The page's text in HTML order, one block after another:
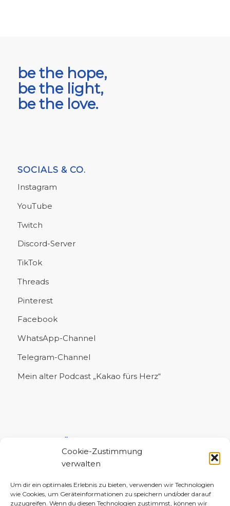
Cookie-Zustimmung
verwalten
Um dir ein optimales Erlebnis zu bieten, verwenden wir Technologien
wie Cookies, um Geräteinformationen zu speichern und/oder darauf
zuzugreifen. Wenn du diesen Technologien zustimmst, können wir
be the hope,
be the light,
be the love.
SOCIALS & CO.
Instagram
YouTube
Twitch
Discord-Server
TikTok
Threads
Pinterest
Facebook
WhatsApp-Channel
Telegram-Channel
Mein alter Podcast „Kakao fürs Herz“